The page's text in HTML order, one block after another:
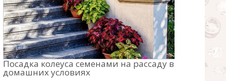
Посадка колеуса семенами на рассаду в
домашних условиях